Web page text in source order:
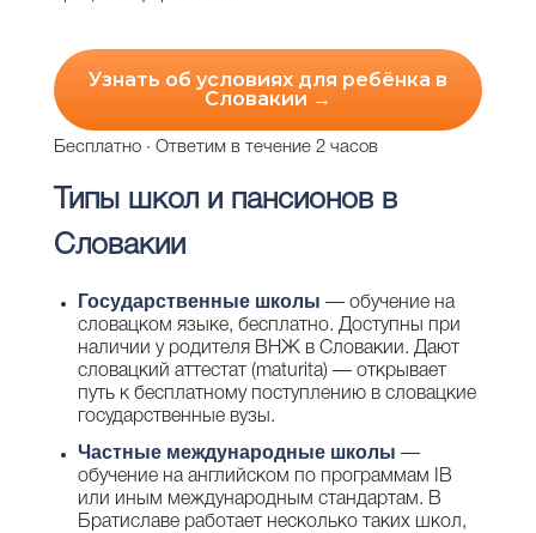
Узнать об условиях для ребёнка в
Словакии →
Бесплатно · Ответим в течение 2 часов
Типы школ и пансионов в
Словакии
Государственные школы — обучение на
словацком языке, бесплатно. Доступны при
наличии у родителя ВНЖ в Словакии. Дают
словацкий аттестат (maturita) — открывает
путь к бесплатному поступлению в словацкие
государственные вузы.
Частные международные школы —
обучение на английском по программам IB
или иным международным стандартам. В
Братиславе работает несколько таких школ,